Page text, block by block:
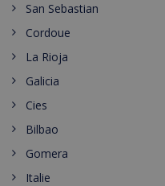
San Sebastian
Cordoue
La Rioja
Galicia
Cies
Bilbao
Gomera
Italie